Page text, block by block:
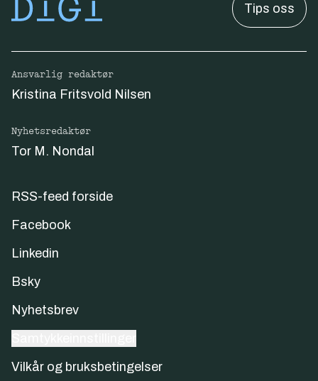
Tips oss
Ansvarlig redaktør
Kristina Fritsvold Nilsen
Nyhetsredaktør
Tor M. Nondal
RSS-feed forside
Facebook
Linkedin
Bsky
Nyhetsbrev
Vilkår og bruksbetingelser